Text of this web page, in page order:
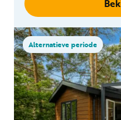
Alternatieve periode